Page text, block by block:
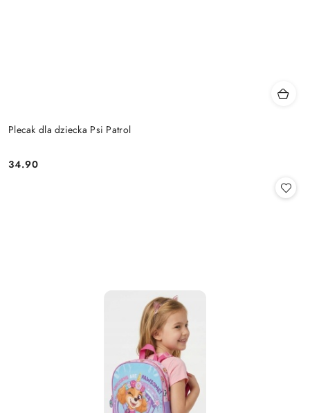
Plecak dla dziecka Psi Patrol
Cena:
34.90